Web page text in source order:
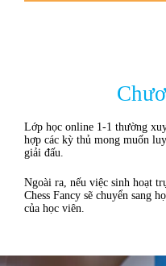
Lớp học online 1-1 thường
hợp các kỳ thủ mong muốn
giải đấu.
Ngoài ra, nếu việc sinh hoạt
Chess Fancy sẽ chuyển sang
của học viên.